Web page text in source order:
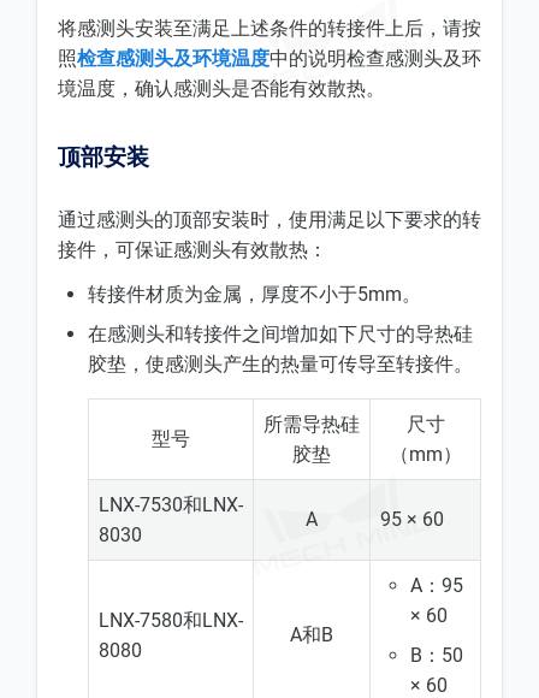
将感测头安装至满足上述条件的转接件上后，请按
照检查感测头及环境温度中的说明检查感测头及环
境温度，确认感测头是否能有效散热。
顶部安装
通过感测头的顶部安装时，使用满足以下要求的转
接件，可保证感测头有效散热：
转接件材质为金属，厚度不小于5mm。
在感测头和转接件之间增加如下尺寸的导热硅
胶垫，使感测头产生的热量可传导至转接件。
型号
所需导热硅
胶垫
尺寸
（mm）
LNX-7530和LNX-
8030
A 95 × 60
LNX-7580和LNX-
8080
A和B
A：95
× 60
B：50
× 60